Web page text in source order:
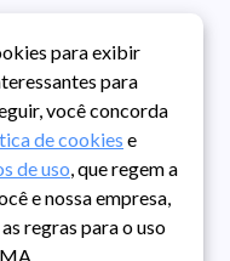
para exibir
para
você concorda
de cookies e
de uso, que regem a
e nossa empresa,
regras para o uso